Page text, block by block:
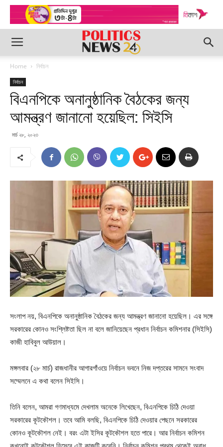
Home নির্বাচন
নির্বাচন
বিএনপিকে অনানুষ্ঠানিক বৈঠকের জন্য
আমন্ত্রণ জানানো হয়েছিল: সিইসি
মার্চ ২৮, ২০২৩
সংলাপ নয়, বিএনপিকে অনানুষ্ঠানিক বৈঠকের জন্য আমন্ত্রণ জানানো হয়েছিল। এর সঙ্গে
সরকারের কোনও সংশ্লিষ্টতা ছিল না বলে জানিয়েছেন প্রধান নির্বাচন কমিশনার (সিইসি)
কাজী হাবিবুল আউয়াল।
মঙ্গলবার (২৮ মার্চ) রাজধানীর আগারগাঁওয়ে নির্বাচন ভবনে নিজ দপ্তরের সামনে সংবাদ
সম্মেলনে এ কথা বলেন সিইসি।
তিনি বলেন, আমরা গণমাধ্যমে দেখলাম অনেকে লিখেছেন, বিএনপিকে চিঠি দেওয়া
সরকারের কূটকৌশল। তবে আমি বলছি, বিএনপিকে চিঠি দেওয়ার পেছনে সরকারের
কোনও কূটকৌশল নেই। বরং এটা ইসির কূটকৌশল হতে পারে। আর নির্বাচন কমিশন